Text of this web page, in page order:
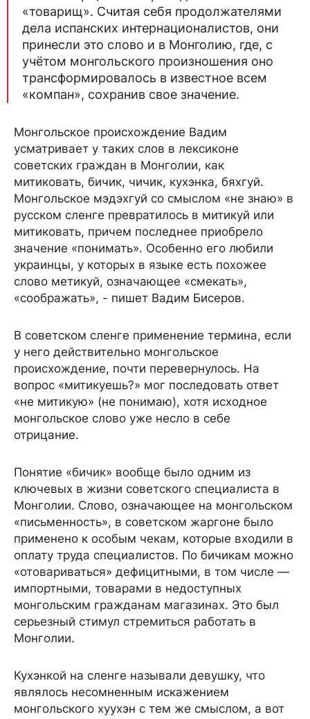
«товарищ». Считая себя продолжателями
дела испанских интернационалистов, они
принесли это слово и в Монголию, где, с
учётом монгольского произношения оно
трансформировалось в известное всем
«компан», сохранив свое значение.
Монгольское происхождение Вадим
усматривает у таких слов в лексиконе
советских граждан в Монголии, как
митиковать, бичик, чичик, кухэнка, бяхгуй.
Монгольское мэдэхгуй со смыслом «не знаю» в
русском сленге превратилось в митикуй или
митиковать, причем последнее приобрело
значение «понимать». Особенно его любили
украинцы, у которых в языке есть похожее
слово метикуй, означающее «смекать»,
«соображать», - пишет Вадим Бисеров.
В советском сленге применение термина, если
у него действительно монгольское
происхождение, почти перевернулось. На
вопрос «митикуешь?» мог последовать ответ
«не митикую» (не понимаю), хотя исходное
монгольское слово уже несло в себе
отрицание.
Понятие «бичик» вообще было одним из
ключевых в жизни советского специалиста в
Монголии. Слово, означающее на монгольском
«письменность», в советском жаргоне было
применено к особым чекам, которые входили в
оплату труда специалистов. По бичикам можно
«отовариваться» дефицитными, в том числе —
импортными, товарами в недоступных
монгольским гражданам магазинах. Это был
серьезный стимул стремиться работать в
Монголии.
Кухэнкой на сленге называли девушку, что
являлось несомненным искажением
монгольского хуухэн с тем же смыслом, а вот